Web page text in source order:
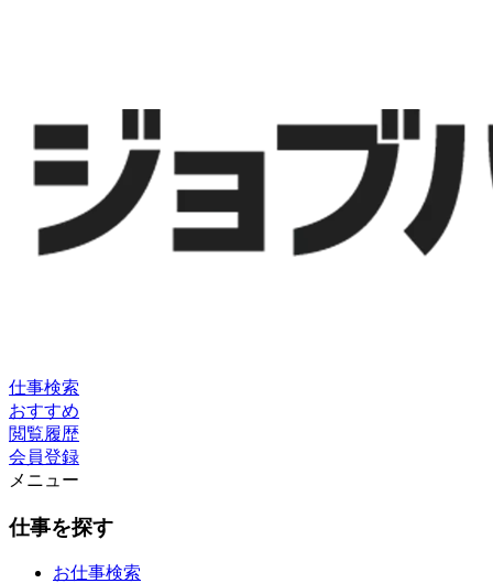
仕事検索
おすすめ
閲覧履歴
会員登録
メニュー
仕事を探す
お仕事検索